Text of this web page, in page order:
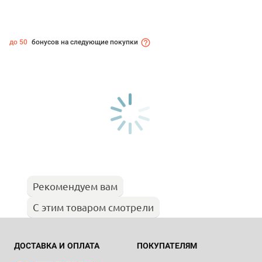
до 50 бонусов на следующие покупки
Рекомендуем вам
С этим товаром смотрели
ДОСТАВКА И ОПЛАТА ПОКУПАТЕЛЯМ